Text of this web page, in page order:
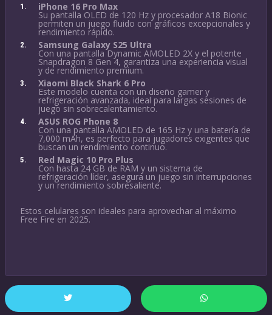
iPhone 16 Pro Max
Su pantalla OLED de 120 Hz y procesador A18 Bionic
permiten un juego fluido con gráficos excepcionales y
rendimiento rápido.
Samsung Galaxy S25 Ultra
Con una pantalla Dynamic AMOLED 2X y el potente
Snapdragon 8 Gen 4, garantiza una experiencia visual
y de rendimiento premium.
Xiaomi Black Shark 6 Pro
Este modelo cuenta con un diseño gamer y
refrigeración avanzada, ideal para largas sesiones de
juego sin sobrecalentamiento.
ASUS ROG Phone 8
Con una pantalla AMOLED de 165 Hz y una batería de
7,000 mAh, es perfecto para jugadores exigentes que
buscan un rendimiento continuo.
Red Magic 10 Pro Plus
Con hasta 24 GB de RAM y un sistema de
refrigeración líder, asegura un juego sin interrupciones
y un rendimiento sobresaliente.
Estos celulares son ideales para aprovechar al máximo
Free Fire en 2025.